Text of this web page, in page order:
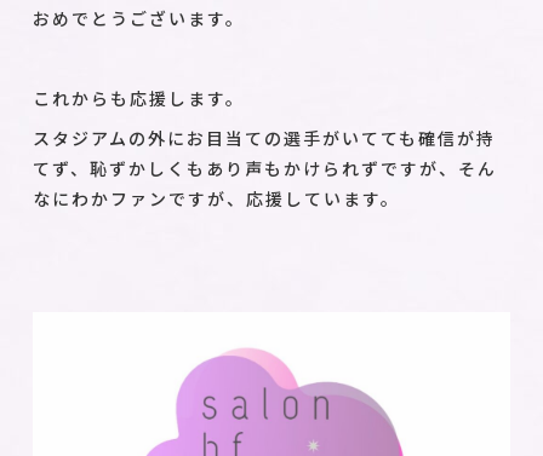
おめでとうございます。
これからも応援します。
スタジアムの外にお目当ての選手がいてても確信が持
てず、恥ずかしくもあり声もかけられずですが、そん
なにわかファンですが、応援しています。